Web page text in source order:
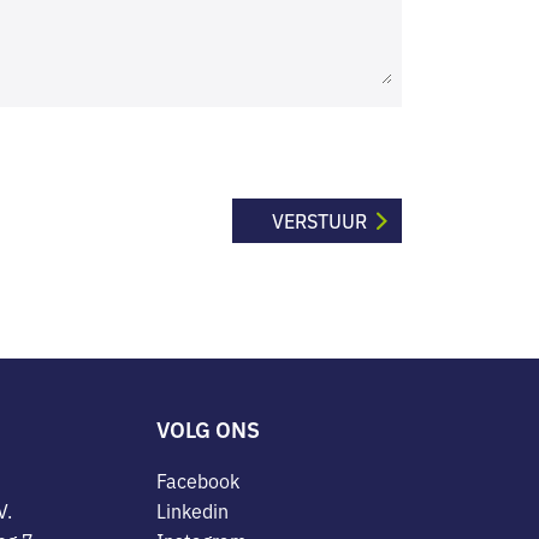
VOLG ONS
Facebook
Linkedin